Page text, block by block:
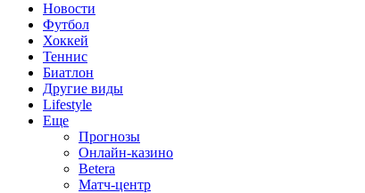
Новости
Футбол
Хоккей
Теннис
Биатлон
Другие виды
Lifestyle
Еще
Прогнозы
Онлайн-казино
Betera
Матч-центр